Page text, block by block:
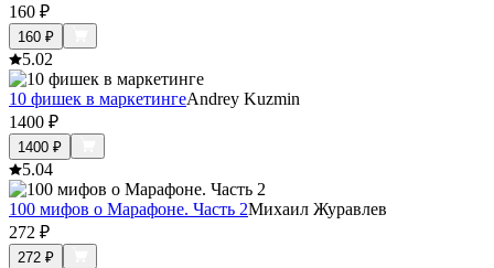
160 ₽
160 ₽
5.02
10 фишек в маркетингеAndrey Kuzmin
1400 ₽
1400 ₽
5.04
100 мифов о Марафоне. Часть 2Михаил Журавлев
272 ₽
272 ₽